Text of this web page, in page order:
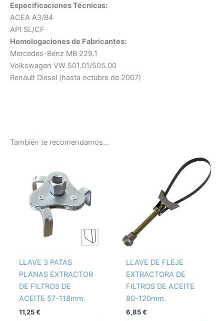
Especificaciones Técnicas:
ACEA A3/B4
API SL/CF
Homologaciones de Fabricantes:
Mercedes-Benz MB 229.1
Volkswagen VW 501.01/505.00
Renault Diesel (hasta octubre de 2007)
También te recomendamos…
LLAVE 3 PATAS
PLANAS EXTRACTOR
DE FILTROS DE
ACEITE 57-118mm.
11,25€
LLAVE DE FLEJE
EXTRACTORA DE
FILTROS DE ACEITE
80-120mm.
6,85€